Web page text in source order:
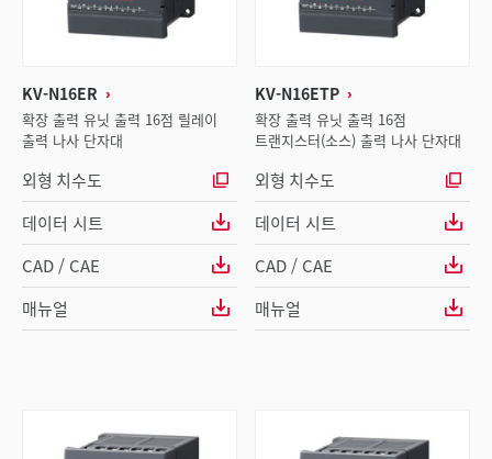
KV-N16ER
확장 출력 유닛 출력 16점 릴레이
출력 나사 단자대
외형 치수도
데이터 시트
CAD / CAE
매뉴얼
KV-N16ETP
확장 출력 유닛 출력 16점
트랜지스터(소스) 출력 나사 단자대
외형 치수도
데이터 시트
CAD / CAE
매뉴얼